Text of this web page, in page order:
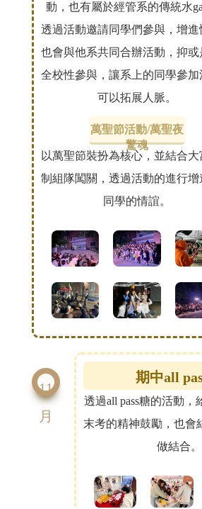
動，也有屬於經管系的傳統水
透過活動邀請同學們參與，增進
也會與他系共同合辦活動，抑或
全校性參與，讓系上的同學參加
可以拓展人脈。
萬聖節活動/萬聖夜
驚魂
以萬聖節裝扮為核心，並結合
制組隊闖關，透過活動的進行增
同學的情誼。
11
月
期中all
透過all pass糖的活動，
末考的精神鼓勵，也會
做結合。